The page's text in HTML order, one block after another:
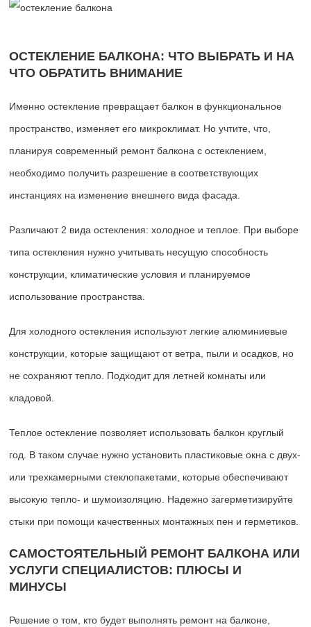
ОСТЕКЛЕНИЕ БАЛКОНА: ЧТО ВЫБРАТЬ И НА
ЧТО ОБРАТИТЬ ВНИМАНИЕ
Именно остекление превращает балкон в функциональное
пространство, изменяет его микроклимат. Но учтите, что,
планируя современный ремонт балкона с остеклением,
необходимо получить разрешение в соответствующих
инстанциях на изменение внешнего вида фасада.
Различают 2 вида остекления: холодное и теплое. При выборе
типа остекления нужно учитывать несущую способность
конструкции, климатические условия и планируемое
использование пространства.
Для холодного остекления используют легкие алюминиевые
конструкции, которые защищают от ветра, пыли и осадков, но
не сохраняют тепло. Подходит для летней комнаты или
кладовой.
Теплое остекление позволяет использовать балкон круглый
год. В таком случае нужно установить пластиковые окна с двух-
или трехкамерными стеклопакетами, которые обеспечивают
высокую тепло- и шумоизоляцию. Надежно загерметизируйте
стыки при помощи качественных монтажных пен и герметиков.
САМОСТОЯТЕЛЬНЫЙ РЕМОНТ БАЛКОНА ИЛИ
УСЛУГИ СПЕЦИАЛИСТОВ: ПЛЮСЫ И
МИНУСЫ
Решение о том, кто будет выполнять ремонт на балконе,